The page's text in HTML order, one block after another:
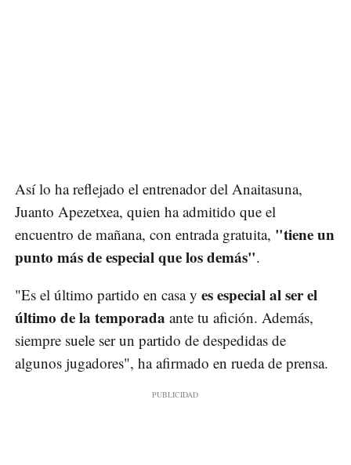
Así lo ha reflejado el entrenador del Anaitasuna,
Juanto Apezetxea, quien ha admitido que el
encuentro de mañana, con entrada gratuita, "tiene un
punto más de especial que los demás".
"Es el último partido en casa y es especial al ser el
último de la temporada ante tu afición. Además,
siempre suele ser un partido de despedidas de
algunos jugadores", ha afirmado en rueda de prensa.